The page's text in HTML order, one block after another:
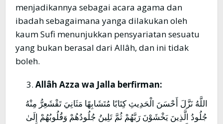
menjadikannya sebagai acara agama dan
ibadah sebagaimana yanga dilakukan oleh
kaum Sufi menunjukkan pensyariatan sesuatu
yang bukan berasal dari Allâh, dan ini tidak
boleh.
Allâh Azza wa Jalla berfirman:
اللَّهُ نَزَّلَ أَحْسَنَ الْحَدِيثِ كِتَابًا مُتَشَابِهًا مَثَانِيَ تَقْشَعِرُّ مِنْهُ
جُلُودُ الَّذِينَ يَخْشَوْنَ رَبَّهُمْ ثُمَّ تَلِينُ جُلُودُهُمْ وَقُلُوبُهُمْ إِلَىٰ